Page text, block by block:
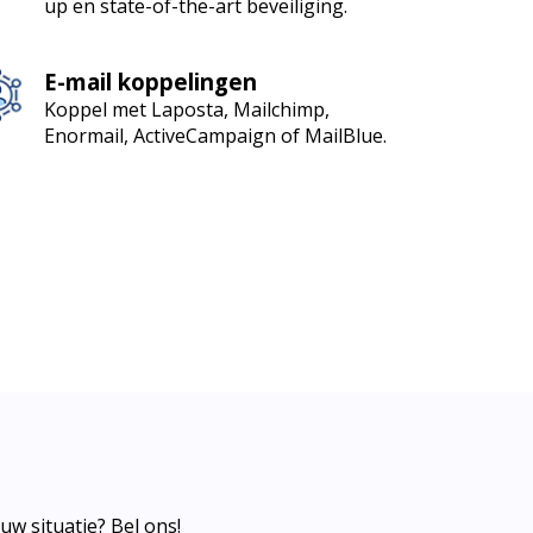
up en state-of-the-art beveiliging.
E-mail koppelingen
Koppel met Laposta, Mailchimp,
Enormail, ActiveCampaign of MailBlue.
situatie? Bel ons!